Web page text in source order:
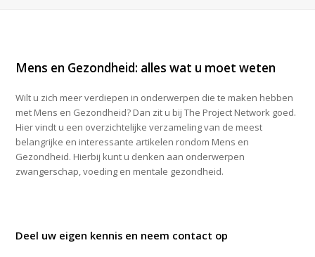
Mens en Gezondheid: alles wat u moet weten
Wilt u zich meer verdiepen in onderwerpen die te maken hebben
met Mens en Gezondheid? Dan zit u bij The Project Network goed.
Hier vindt u een overzichtelijke verzameling van de meest
belangrijke en interessante artikelen rondom Mens en
Gezondheid. Hierbij kunt u denken aan onderwerpen
zwangerschap, voeding en mentale gezondheid.
Deel uw eigen kennis en neem contact op